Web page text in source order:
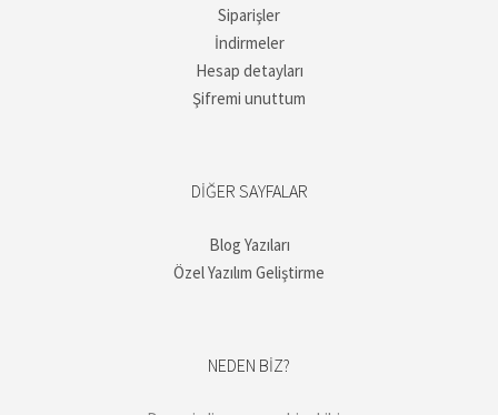
Siparişler
İndirmeler
Hesap detayları
Şifremi unuttum
DIĞER SAYFALAR
Blog Yazıları
Özel Yazılım Geliştirme
NEDEN BIZ?